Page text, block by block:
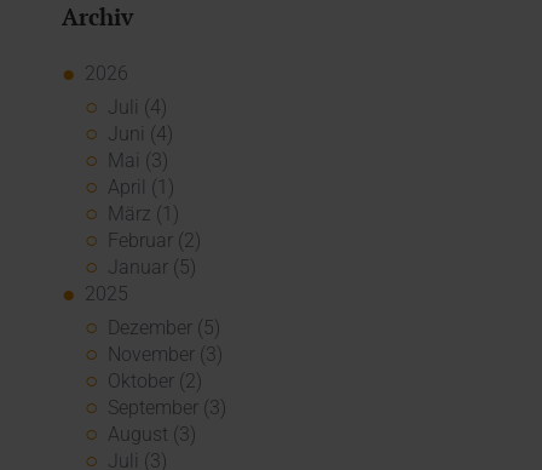
Archiv
2026
Juli (4)
Juni (4)
Mai (3)
April (1)
März (1)
Februar (2)
Januar (5)
2025
Dezember (5)
November (3)
Oktober (2)
September (3)
August (3)
Juli (3)